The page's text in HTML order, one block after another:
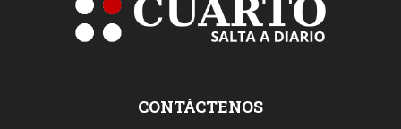
CONTÁCTENOS